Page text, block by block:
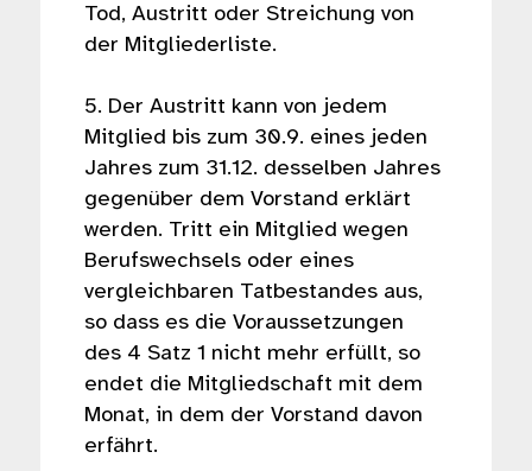
Tod, Austritt oder Streichung von
der Mitgliederliste.
5. Der Austritt kann von jedem
Mitglied bis zum 30.9. eines jeden
Jahres zum 31.12. desselben Jahres
gegenüber dem Vorstand erklärt
werden. Tritt ein Mitglied wegen
Berufswechsels oder eines
vergleichbaren Tatbestandes aus,
so dass es die Voraussetzungen
des 4 Satz 1 nicht mehr erfüllt, so
endet die Mitgliedschaft mit dem
Monat, in dem der Vorstand davon
erfährt.